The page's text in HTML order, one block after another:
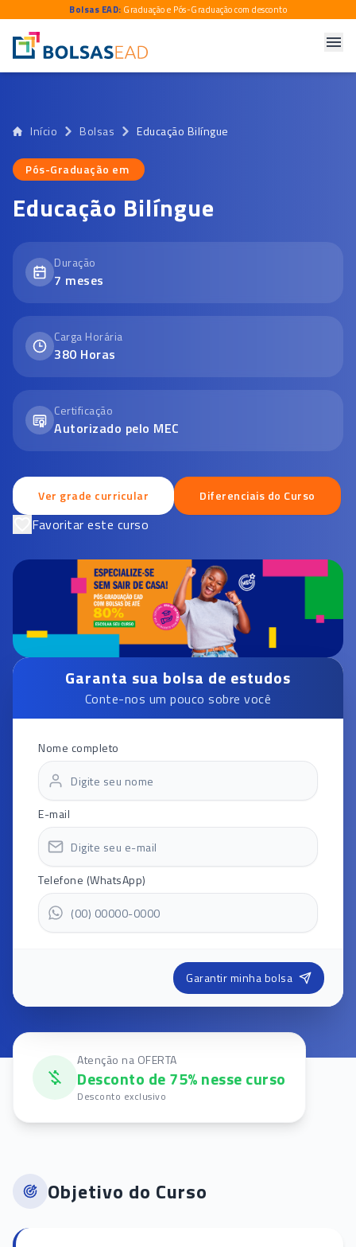
Bolsas EAD: Graduação e Pós-Graduação com desconto
Início Bolsas Educação Bilíngue
Pós-Graduação em
Pós-Graduação em
Educação Bilíngue
Duração
7 meses
Carga Horária
380 Horas
Certificação
Autorizado pelo MEC
Ver grade curricular Diferenciais do Curso
Favoritar este curso
Garanta sua bolsa de estudos
Conte-nos um pouco sobre você
Nome completo
E-mail
Telefone (WhatsApp)
Garantir minha bolsa
Atenção na OFERTA
Desconto de 75% nesse curso
Desconto exclusivo
Objetivo do Curso